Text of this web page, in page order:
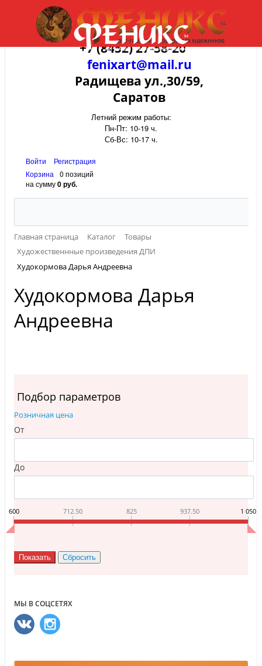
+7 (8452) 27-58-20
fenixart@mail.ru
Радищева ул.,30/59,
Саратов
Летний режим работы:
Пн-Пт: 10-19 ч.
Сб-Вс: 10-17 ч.
Войти
Регистрация
Корзина
0 позиций
на сумму0 руб.
Главная страница Каталог
Товары
Художественнные произведения ДПИ
Худокормова Дарья Андреевна
Худокормова Дарья
Андреевна
Подбор параметров
Розничная цена
От
До
600 712.50 825 937.50 1 050
МЫ В СОЦСЕТЯХ